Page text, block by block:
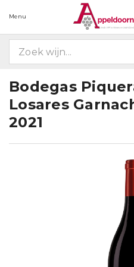
Menu
Bodegas
Losares
2021